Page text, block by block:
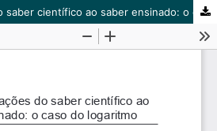
As transformações do saber científico ao saber ensinado: o caso do logaritmo